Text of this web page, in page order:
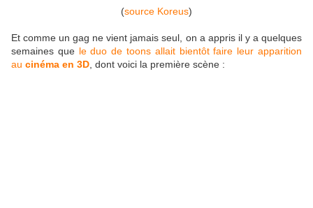
(source Koreus)
Et comme un gag ne vient jamais seul, on a appris il y a quelques
semaines que le duo de toons allait bientôt faire leur apparition
au cinéma en 3D , dont voici la première scène :